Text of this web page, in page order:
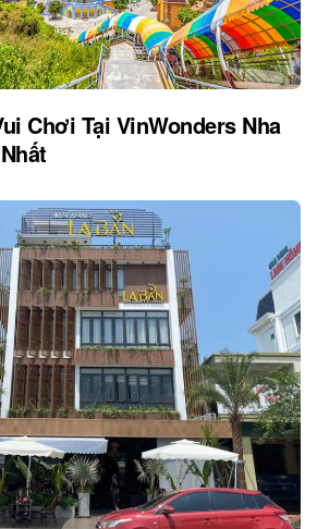
Chơi Tại VinWonders Nha